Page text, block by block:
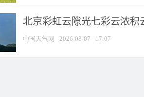
北京彩虹云隙光七彩云浓积
中国天气网 2026-08-07 17:07